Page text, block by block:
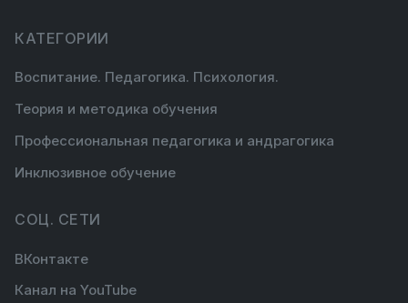
КАТЕГОРИИ
Воспитание. Педагогика. Психология.
Теория и методика обучения
Профессиональная педагогика и андрагогика
Инклюзивное обучение
СОЦ. СЕТИ
ВКонтакте
Канал на YouTube